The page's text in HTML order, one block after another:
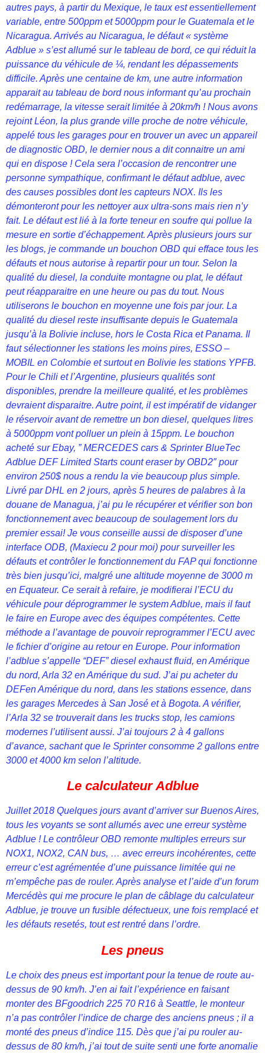
autres pays, à partir du Mexique, le taux est essentiellement
variable, entre 500ppm et 5000ppm pour le Guatemala et le
Nicaragua. Arrivés au Nicaragua, le défaut « système
Adblue » s’est allumé sur le tableau de bord, ce qui réduit la
puissance du véhicule de ¼, rendant les dépassements
difficile. Après une centaine de km, une autre information
apparait au tableau de bord nous informant qu’au prochain
redémarrage, la vitesse serait limitée à 20km/h ! Nous avons
rejoint Léon, la plus grande ville proche de notre véhicule,
appelé tous les garages pour en trouver un avec un appareil
de diagnostic OBD, le dernier nous a dit connaitre un ami
qui en dispose ! Cela sera l’occasion de rencontrer une
personne sympathique, confirmant le défaut adblue, avec
des causes possibles dont les capteurs NOX. Ils les
démonteront pour les nettoyer aux ultra-sons mais rien n’y
fait. Le défaut est lié à la forte teneur en soufre qui pollue la
mesure en sortie d’échappement. Après plusieurs jours sur
les blogs, je commande un bouchon OBD qui efface tous les
défauts et nous autorise à repartir pour un tour. Selon la
qualité du diesel, la conduite montagne ou plat, le défaut
peut réapparaitre en une heure ou pas du tout. Nous
utiliserons le bouchon en moyenne une fois par jour. La
qualité du diesel reste insuffisante depuis le Guatemala
jusqu’à la Bolivie incluse, hors le Costa Rica et Panama. Il
faut sélectionner les stations les moins pires, ESSO –
MOBIL en Colombie et surtout en Bolivie les stations YPFB.
Pour le Chili et l’Argentine, plusieurs qualités sont
disponibles, prendre la meilleure qualité, et les problèmes
devraient disparaitre. Autre point, il est impératif de vidanger
le réservoir avant de remettre un bon diesel, quelques litres
à 5000ppm vont polluer un plein à 15ppm. Le bouchon
acheté sur Ebay, ” MERCEDES cars & Sprinter BlueTec
Adblue DEF Limited Starts count eraser by OBD2″ pour
environ 250$ nous a rendu la vie beaucoup plus simple.
Livré par DHL en 2 jours, après 5 heures de palabres à la
douane de Managua, j’ai pu le récupérer et vérifier son bon
fonctionnement avec beaucoup de soulagement lors du
premier essai! Je vous conseille aussi de disposer d’une
interface ODB, (Maxiecu 2 pour moi) pour surveiller les
défauts et contrôler le fonctionnement du FAP qui fonctionne
très bien jusqu’ici, malgré une altitude moyenne de 3000 m
en Equateur. Ce serait à refaire, je modifierai l’ECU du
véhicule pour déprogrammer le system Adblue, mais il faut
le faire en Europe avec des équipes compétentes. Cette
méthode a l’avantage de pouvoir reprogrammer l’ECU avec
le fichier d’origine au retour en Europe. Pour information
l’adblue s’appelle “DEF” diesel exhaust fluid, en Amérique
du nord, Arla 32 en Amérique du sud. J’ai pu acheter du
DEFen Amérique du nord, dans les stations essence, dans
les garages Mercedes à San José et à Bogota. A vérifier,
l’Arla 32 se trouverait dans les trucks stop, les camions
modernes l’utilisent aussi. J’ai toujours 2 à 4 gallons
d’avance, sachant que le Sprinter consomme 2 gallons entre
3000 et 4000 km selon l’altitude.
Le calculateur Adblue
Juillet 2018 Quelques jours avant d’arriver sur Buenos Aires,
tous les voyants se sont allumés avec une erreur système
Adblue ! Le contrôleur OBD remonte multiples erreurs sur
NOX1, NOX2, CAN bus, … avec erreurs incohérentes, cette
erreur c’est agrémentée d’une puissance limitée qui ne
m’empêche pas de rouler. Après analyse et l’aide d’un forum
Mercédès qui me procure le plan de câblage du calculateur
Adblue, je trouve un fusible défectueux, une fois remplacé et
les défauts resetés, tout est rentré dans l’ordre.
Les pneus
Le choix des pneus est important pour la tenue de route au-
dessus de 90 km/h. J’en ai fait l’expérience en faisant
monter des BFgoodrich 225 70 R16 à Seattle, le monteur
n’a pas contrôler l’indice de charge des anciens pneus ; il a
monté des pneus d’indice 115. Dès que j’ai pu rouler au-
dessus de 80 km/h, j’ai tout de suite senti une forte anomalie